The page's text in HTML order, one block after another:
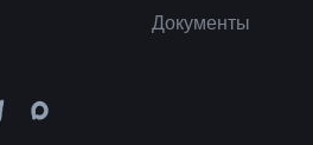
Документы